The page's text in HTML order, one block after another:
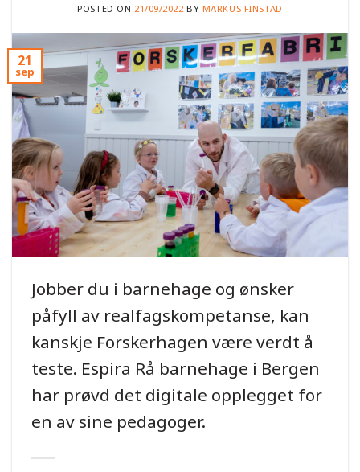
POSTED ON 21/09/2022 BY MARKUS FINSTAD
21
sep
Jobber du i barnehage og ønsker
påfyll av realfagskompetanse, kan
kanskje Forskerhagen være verdt å
teste. Espira Rå barnehage i Bergen
har prøvd det digitale opplegget for
en av sine pedagoger.